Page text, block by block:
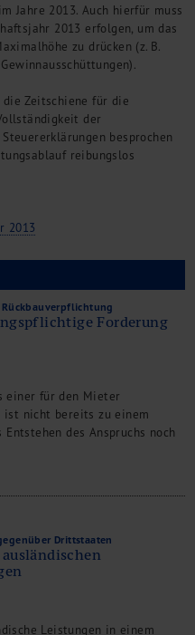
Jahre 2013. Auch hierfür muss
2013 erfolgen, um das
zu drücken (z. B.
die Zeitschiene für die
der
besprochen
reibungslos
2013
Rückbauverpflichtung
Forderung
einer für den Mieter
ist nicht bereits zu einem
des Anspruchs noch
Drittstaaten
Leistungen in einem